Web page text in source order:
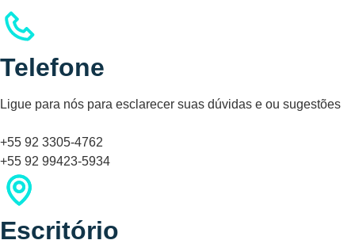
Piggy Tap, o jogo multiplayer mais divertido do momento.
Com bônus incríveis e rodadas de sorte, jogue agora
mesmo acessando
amigos.
nível com sua jogabilidade vibrante e ambientação feita
especialmente para o público brasileiro. Você pode
experimentar toda essa aventura acessando
https://rabbitroad.com.br/
esperam a cada corrida.
Telefone
Ligue para nós para esclarecer suas dúvidas e ou sugestões
+55 92 3305-4762
+55 92 99423-5934
Escritório